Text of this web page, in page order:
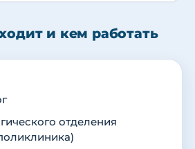
и кем работать
отделения